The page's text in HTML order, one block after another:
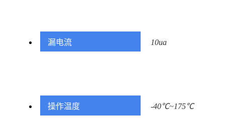
漏电流 10ua
操作温度 -40℃~175℃